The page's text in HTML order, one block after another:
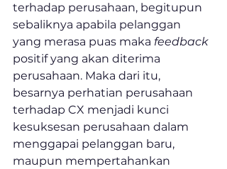
terhadap perusahaan, begitupun
sebaliknya apabila pelanggan
yang merasa puas maka feedback
positif yang akan diterima
perusahaan. Maka dari itu,
besarnya perhatian perusahaan
terhadap CX menjadi kunci
kesuksesan perusahaan dalam
menggapai pelanggan baru,
maupun mempertahankan